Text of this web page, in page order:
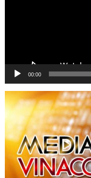
00:00